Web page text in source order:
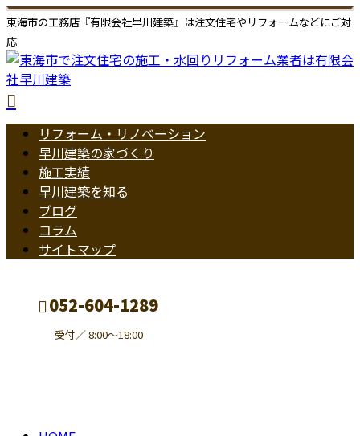
東海市の工務店『有限会社早川建築』は注文住宅やリフォームなどにご対
応
リフォーム・リノベーション
早川建築の家づくり
施工実績
早川建築を知る
ブログ
コラム
サイトマップ
052-604-1289
受付／ 8:00～18:00